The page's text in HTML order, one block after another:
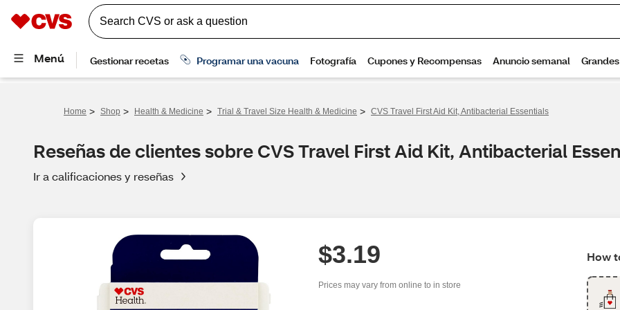
Home > Shop > Health & Medicine > Trial & Travel Size Health & Medicine > CVS Travel First Aid Kit, Antibacterial Essentials
Reseñas de clientes sobre CVS Travel First Aid Kit, Antibacterial
Ir a calificaciones y reseñas
$3.19
Prices may vary from online to in store
How